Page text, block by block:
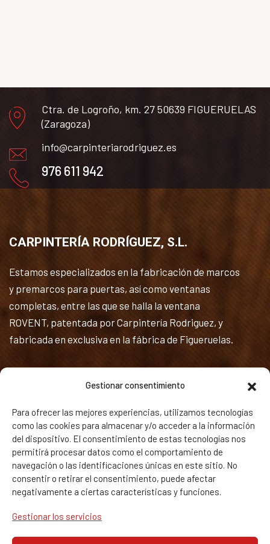
Gestionar consentimiento
Para ofrecer las mejores experiencias, utilizamos tecnologías
como las cookies para almacenar y/o acceder a la información
del dispositivo. El consentimiento de estas tecnologías nos
permitirá procesar datos como el comportamiento de
navegación o las identificaciones únicas en este sitio. No
consentir o retirar el consentimiento, puede afectar
negativamente a ciertas características y funciones.
Gestionar los servicios
Ctra. de Logroño, km. 27 50639 FIGUERUELAS
(Zaragoza)
info@carpinteriarodriguez.es
976 611 942
CARPINTERÍA RODRÍGUEZ, S.L.
Estamos especializados en la fabricación de marcos
y premarcos para puertas, así como ventanas
completas, entre las que se halla la ventana
ROVENT, patentada por Carpintería Rodriguez, y
fabricada en exclusiva en la fábrica de Figueruelas.
Política de Cookies
Calidad